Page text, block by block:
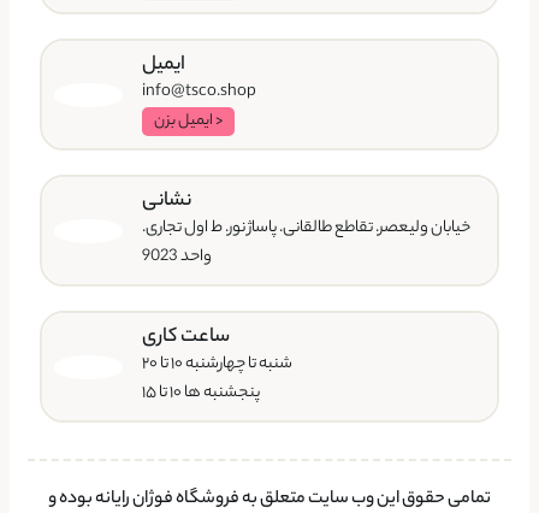
ایمیل
info@tsco.shop
< ایمیل بزن
نشانی
خیابان ولیعصر. تقاطع طالقانی. پاساژ نور. ط اول تجاری.
واحد 9023
ساعت کاری
شنبه تا چهارشنبه ۱۰ تا ۲۰
پنجشنبه ها ۱۰ تا ۱۵
تمامی حقوق این وب سایت متعلق به فروشگاه فوژان رایانه بوده و